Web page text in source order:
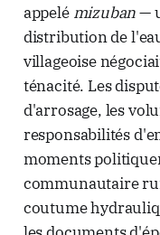
appelé mizuban—
distribution de
villageoise
ténacité. Les
d'arrosage, les
responsabilités
moments
communautaire
coutume